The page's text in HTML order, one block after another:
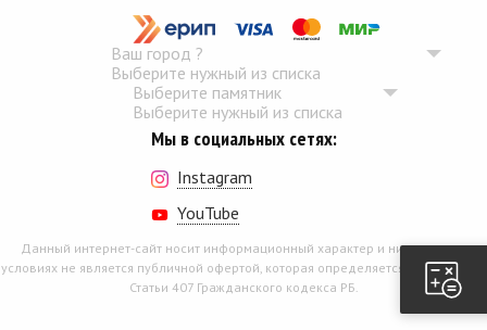
Ваш город ?
Выберите нужный из списка
Выберите памятник
Выберите нужный из списка
Мы в социальных сетях:
Instagram
YouTube
Данный интернет-сайт носит информационный характер и ни при каких
условиях не является публичной офертой, которая определяется положением
Статьи 407 Гражданского кодекса РБ.